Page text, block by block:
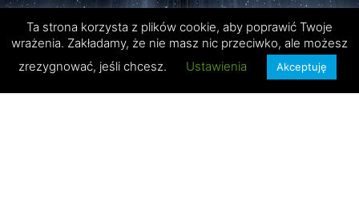
Ta strona korzysta z plików cookie, aby poprawić Twoje
wrażenia. Zakładamy, że nie masz nic przeciwko, ale możesz
zrezygnować, jeśli chcesz.
Ustawienia Akceptuję